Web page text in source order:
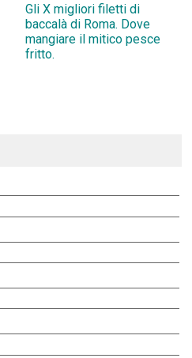
Gli X migliori filetti di
baccalà di Roma. Dove
mangiare il mitico pesce
fritto.